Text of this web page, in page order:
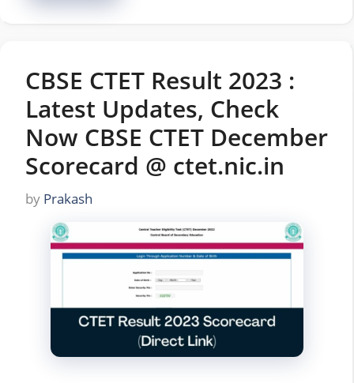
CBSE CTET Result 2023 :
Latest Updates, Check
Now CBSE CTET December
Scorecard @ ctet.nic.in
by Prakash